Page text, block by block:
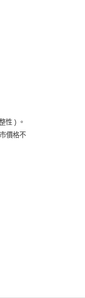
性 ) 。
價格不